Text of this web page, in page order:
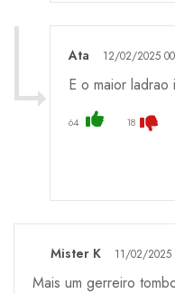
Ata 12/02/2025
E o maior ladrao
64 18
Mister K 11/02/2025
Mais um gerreiro